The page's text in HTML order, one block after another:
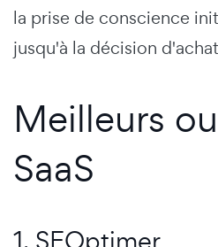
la prise de conscience
jusqu'à la décision
Meilleurs
SaaS
1. SEOptimer